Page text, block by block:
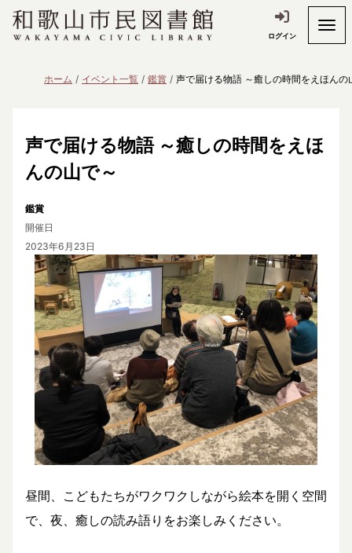
ログイン
ホーム イベント一覧 鑑賞 声で届ける物語 ～癒しの時間をえほんの
声で届ける物語 ～癒しの時間をえほ
んの山で～
鑑賞
開催日
2023年6月23日
昼間、こどもたちがワクワクしながら絵本を開く空間
で、夜、癒しの読み語りをお楽しみください。